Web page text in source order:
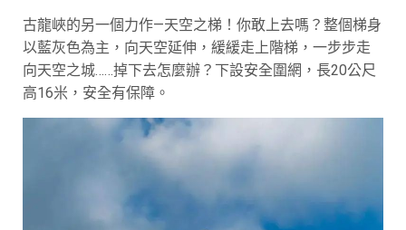
古龍峽的另一個力作—天空之梯！你敢上去嗎？整個梯身
以藍灰色為主，向天空延伸，緩緩走上階梯，一步步走
向天空之城……掉下去怎麼辦？下設安全圍網，長20公尺
高16米，安全有保障。